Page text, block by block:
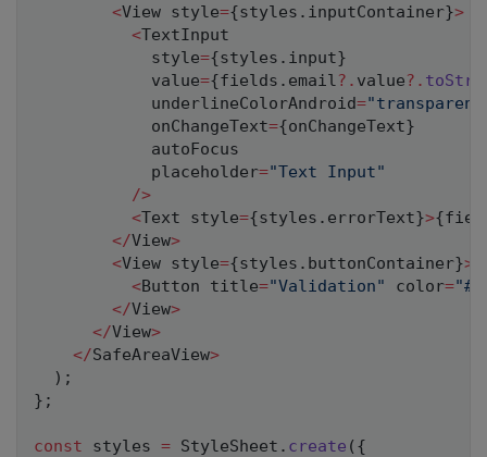
<View style={styles . inputContainer}>
<TextInput
            style
={styles . input}
            value
={fields . email?. value?.
            underlineColorAndroid
=
            onChangeText
={onChangeText}
            autoFocus
            placeholder
="Text Input"
/>
<Text style={styles . errorText}>{
</View>
<View style={styles . buttonContainer}>
<Button title="Validation" color=
</View>
</View>
</SafeAreaView>
) ;
} ;
const styles = StyleSheet . create ( {